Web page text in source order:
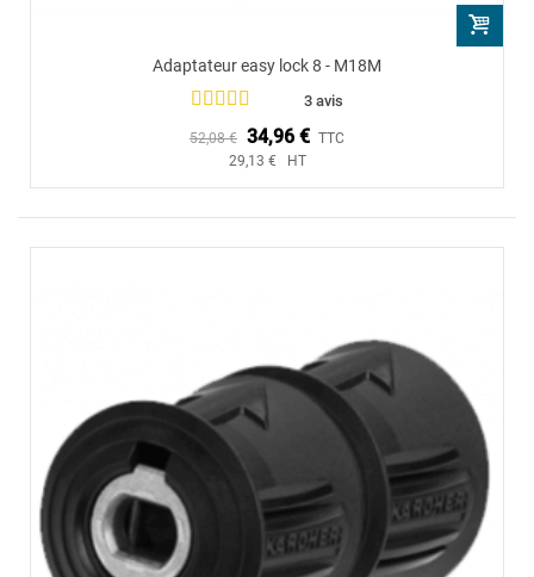
Adaptateur easy lock 8 - M18M
3 avis
52,08 € 34,96 € TTC
29,13 € HT